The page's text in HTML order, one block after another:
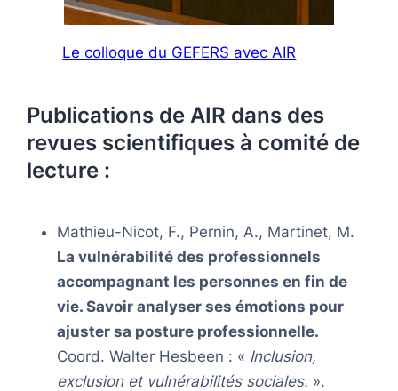
Le colloque du GEFERS avec AIR
Publications de AIR dans des
revues scientifiques à comité de
lecture :
Mathieu-Nicot, F., Pernin, A., Martinet, M.
La vulnérabilité des professionnels
accompagnant les personnes en fin de
vie. Savoir analyser ses émotions pour
ajuster sa posture professionnelle.
Coord. Walter Hesbeen : « Inclusion,
exclusion et vulnérabilités sociales. ».